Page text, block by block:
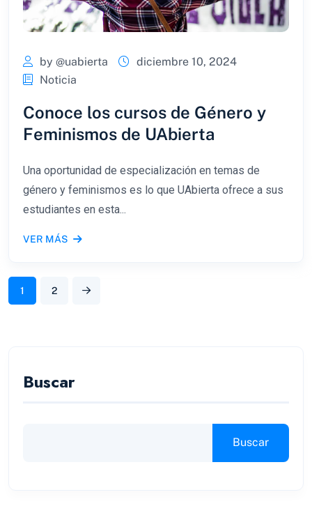
by @uabierta
diciembre 10, 2024
Noticia
Conoce los cursos de Género y
Feminismos de UAbierta
Una oportunidad de especialización en temas de
género y feminismos es lo que UAbierta ofrece a sus
estudiantes en esta...
VER MÁS
1 2
Buscar
Buscar